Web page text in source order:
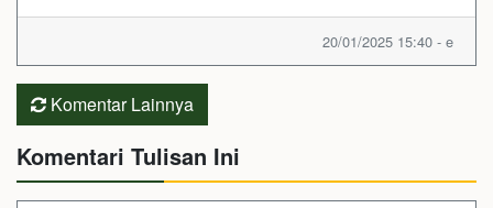
20/01/2025 15:40 - e
Komentar Lainnya
Komentari Tulisan Ini